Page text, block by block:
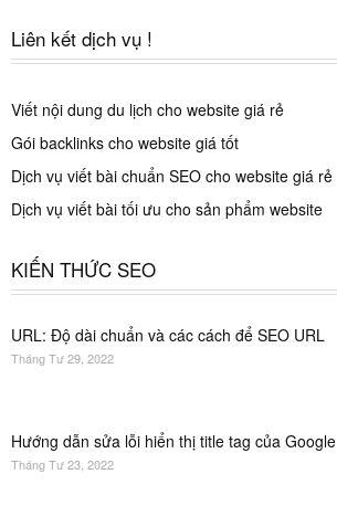
Liên kết dịch vụ !
Viết nội dung du lịch cho website giá rẻ
Gói backlinks cho website giá tốt
Dịch vụ viết bài chuẩn SEO cho website giá rẻ
Dịch vụ viết bài tối ưu cho sản phẩm website
KIẾN THỨC SEO
URL: Độ dài chuẩn và các cách để SEO URL
Tháng Tư 29, 2022
Hướng dẫn sửa lỗi hiển thị title tag của Google
Tháng Tư 23, 2022